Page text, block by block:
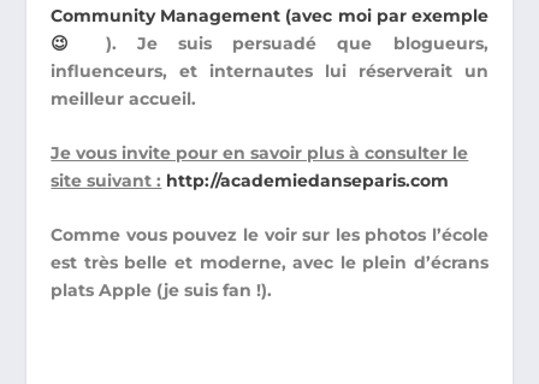
Community Management (avec moi par exemple
😉
). Je suis persuadé que blogueurs,
influenceurs, et internautes lui réserverait un
meilleur accueil.
Je vous invite pour en savoir plus à consulter le
site suivant : http://academiedanseparis.com
Comme vous pouvez le voir sur les photos l’école
est très belle et moderne, avec le plein d’écrans
plats Apple (je suis fan !).